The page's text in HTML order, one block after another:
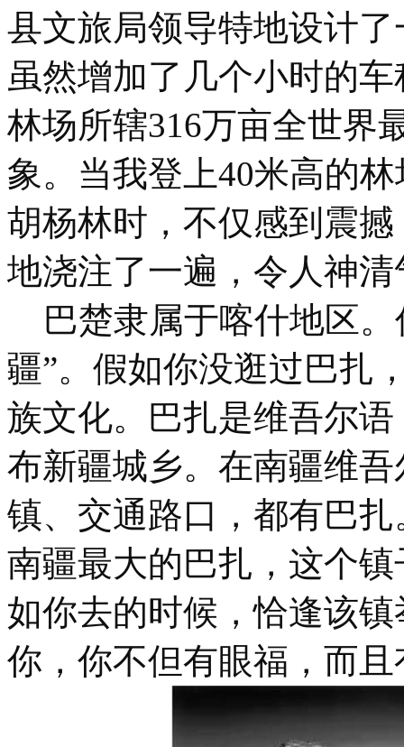
县文旅局领导特地设计
虽然增加了几个小时的
林场所辖316万亩全世界
象。当我登上40米高的
胡杨林时，不仅感到震
地浇注了一遍，令人神清
巴楚隶属于喀什地区。
疆”。假如你没逛过巴扎
族文化。巴扎是维吾尔
布新疆城乡。在南疆维
镇、交通路口，都有巴
南疆最大的巴扎，这个
如你去的时候，恰逢该
你，你不但有眼福，而